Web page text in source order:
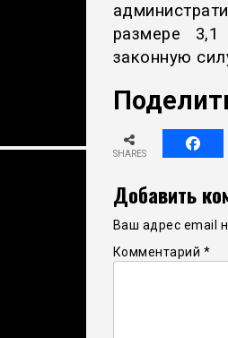
размере
законную
SHARES
Добавить
Ваш адрес email
Комментарий *